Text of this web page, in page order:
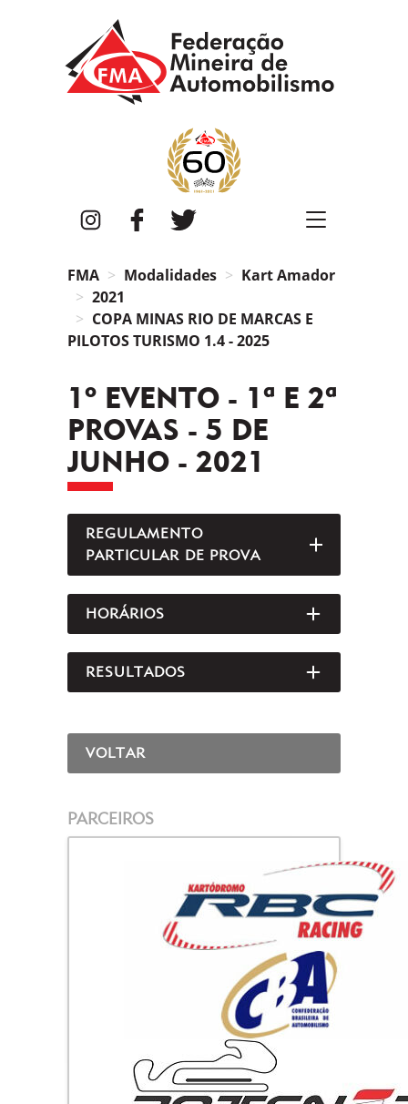
InstagramFacebook
FMA Modalidades
Kart Amador
2021
COPA MINAS RIO DE MARCAS E
PILOTOS TURISMO 1.4 - 2025
1º EVENTO - 1ª E 2ª
PROVAS - 5 DE
JUNHO - 2021
REGULAMENTO
PARTICULAR DE PROVA
HORÁRIOS
RESULTADOS
VOLTAR
PARCEIROS